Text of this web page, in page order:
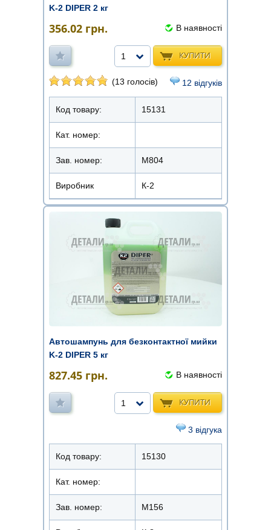
K-2 DIPER 2 кг
356.02 грн. В наявності
КУПИТИ
1
(13 голосів) 12 відгуків
Код товару: 15131
Кат. номер:
Зав. номер: M804
Виробник К-2
Автошампунь для безконтактної мийки
K-2 DIPER 5 кг
827.45 грн. В наявності
КУПИТИ
1
3 відгука
Код товару: 15130
Кат. номер:
Зав. номер: M156